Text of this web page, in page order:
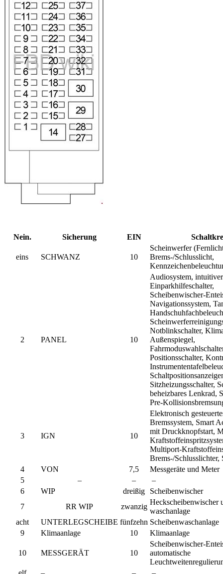
Nein. Sicherung EIN
eins SCHWANZ 10
Scheinwerfer
Brems-/Schlusslicht,
2 PANEL 10
Audiosystem, intuitiver
Einparkhilfeschalter,
Scheibenwischer-
Navigationssystem,
Notblinkschalter,
Außenspiegel,
Positionsschalter,
Sitzheizungsschalter,
beheizbares Lenkrad,
Pre-
3 IGN 10
Elektronisch
Bremssystem, Smart
mit Druckknopfstart,
Multiport-
Brems-/Schlusslichter,
4
VON 7,5
Messgeräte und Meter
5
– –
–
6
WIP dreißig
Scheibenwischer
7
RR WIP zwanzig
Heckscheibenwischer
waschanlage
acht
UNTERLEGSCHEIBE fünfzehn Scheibenwaschanlage
9
Klimaanlage 10 Klimaanlage
10 MESSGERÄT 10
Scheibenwischer-
automatische